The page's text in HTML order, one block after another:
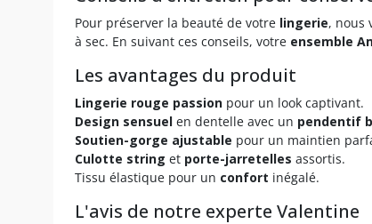
Pour préserver la beauté de votre lingerie, nous
à sec. En suivant ces conseils, votre ensemble
Les avantages du produit
Lingerie rouge passion pour un look captivant.
Design sensuel en dentelle avec un pendentif
Soutien-gorge ajustable pour un maintien
Culotte string et porte-jarretelles assortis.
Tissu élastique pour un confort inégalé.
L'avis de notre experte Valentine